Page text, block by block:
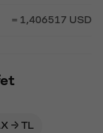
= 1,406517 USD
→ TL